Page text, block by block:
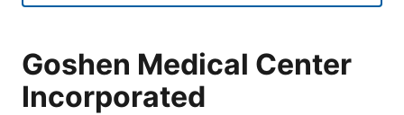
Goshen Medical Center
Incorporated